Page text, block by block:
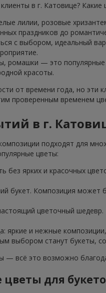
в г. Катовице?
лилии, розовые
праздников до
с выбором, идеальный
— это
красоты.
от времени года, но эти
проверенным временем
в г.
подходят для
цветы:
без ярких и красочных
букет. Композиция
цветочный
яркие и нежные
выбором станут букеты,
всё это возможно
для